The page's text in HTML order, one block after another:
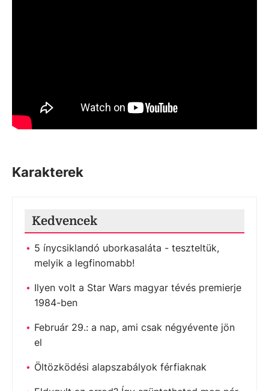
Karakterek
Kedvencek
5 ínycsiklandó uborkasaláta - teszteltük,
melyik a legfinomabb!
Ilyen volt a Star Wars magyar tévés premierje
1984-ben
Február 29.: a nap, ami csak négyévente jön
el
Öltözködési alapszabályok férfiaknak